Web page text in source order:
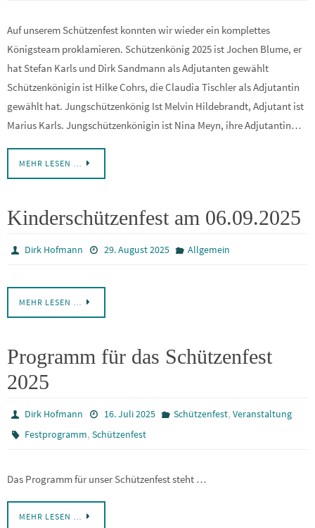
Auf unserem Schützenfest konnten wir wieder ein komplettes
Königsteam proklamieren. Schützenkönig 2025 ist Jochen Blume, er
hat Stefan Karls und Dirk Sandmann als Adjutanten gewählt
Schützenkönigin ist Hilke Cohrs, die Claudia Tischler als Adjutantin
gewählt hat. Jungschützenkönig Ist Melvin Hildebrandt, Adjutant ist
Marius Karls. Jungschützenkönigin ist Nina Meyn, ihre Adjutantin…
MEHR LESEN …
Kinderschützenfest am 06.09.2025
Dirk Hofmann 29. August 2025 Allgemein
MEHR LESEN …
Programm für das Schützenfest
2025
Dirk Hofmann 16. Juli 2025 Schützenfest, Veranstaltung
Festprogramm,Schützenfest
Das Programm für unser Schützenfest steht …
MEHR LESEN …